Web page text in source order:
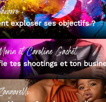
exploser ses objectifs ?
etCarolineGachet
tes shootings et ton